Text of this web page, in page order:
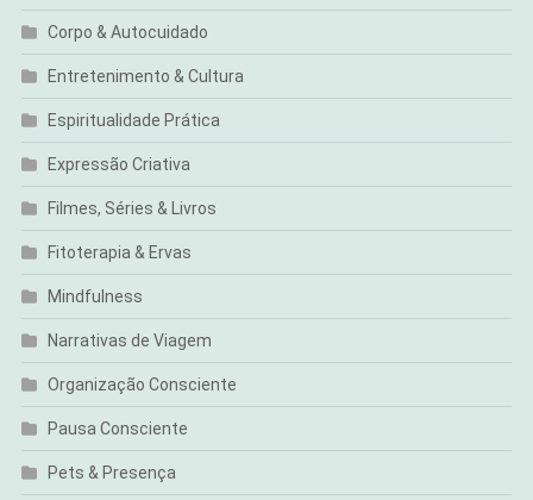
Corpo & Autocuidado
Entretenimento & Cultura
Espiritualidade Prática
Expressão Criativa
Filmes, Séries & Livros
Fitoterapia & Ervas
Mindfulness
Narrativas de Viagem
Organização Consciente
Pausa Consciente
Pets & Presença